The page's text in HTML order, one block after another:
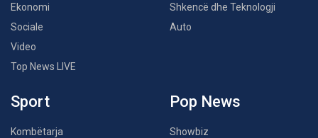
Ekonomi
Sociale
Video
Top News LIVE
Shkencë dhe Teknologji
Auto
Sport
Kombëtarja
Pop News
Showbiz